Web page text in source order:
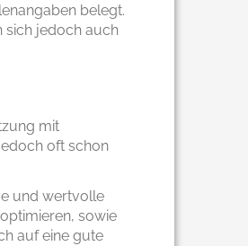
belegt.
sich jedoch auch
mit
oft schon
und wertvolle
sowie
auf eine gute